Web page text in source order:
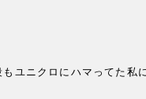
ユニクロにハマってた私